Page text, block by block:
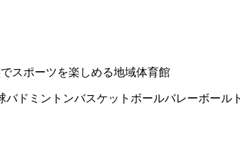
スポーツを楽しめる地域体育館
バドミントンバスケットボールバレーボール